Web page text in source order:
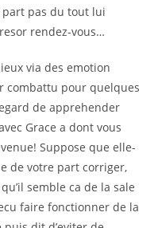
part pas du tout lui
rendez-vous…
via des emotion
combattu pour quelques
de apprehender
Grace a dont vous
Suppose que elle-
de votre part corriger,
semble ca de la sale
faire fonctionner de la